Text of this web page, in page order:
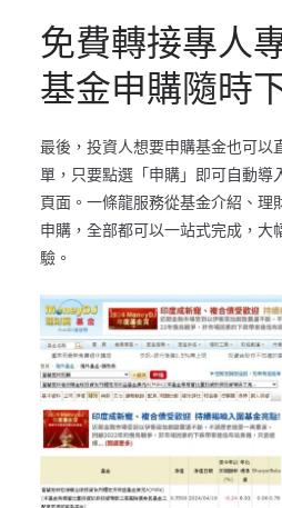
免費轉接專人
基金申購隨時
最後，投資人想要申購基金也可以
單，只要點選「申購」即可自動導
頁面。一條龍服務從基金介紹、理
申購，全部都可以一站式完成，大
驗。